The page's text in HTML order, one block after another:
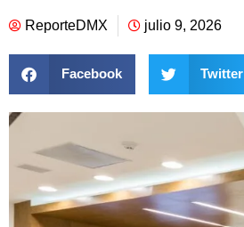
ReporteDMX julio 9, 2026
Facebook Twitter